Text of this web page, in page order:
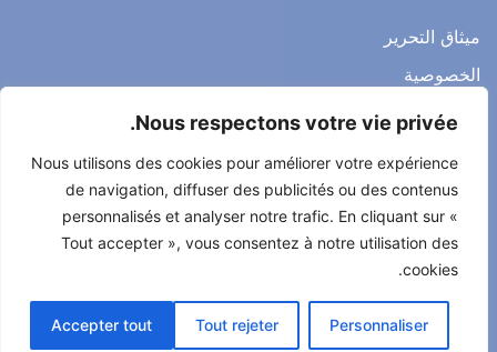
Nous respectons votre vie privée.
Nous utilisons des cookies pour améliorer votre expérience
de navigation, diffuser des publicités ou des contenus
personnalisés et analyser notre trafic. En cliquant sur «
Tout accepter », vous consentez à notre utilisation des
cookies.
Personnaliser
Tout rejeter
Accepter tout
ميثاق التحرير
الخصوصية
الاشعار القانوني
اتصل بنا
جميع الحقوق محفوظة لصحتي حياتي 2022
طور من طرفAlcomnet